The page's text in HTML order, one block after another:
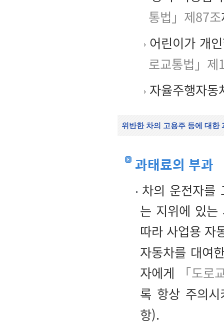
통법」제87조
어린이가 개
로교통법」제
자율주행자
위반한 차의 고용주 등에 대한
과태료의 부과
차의 운전자를
는 지위에 있는
따라 사업용 자
자동차를 대여
자에게
「도로
록 항상 주의
항).